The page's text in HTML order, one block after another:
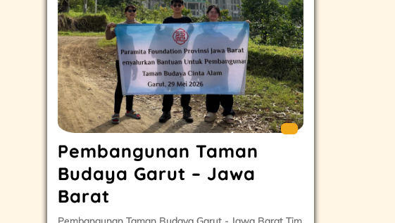
Pembangunan Taman
Budaya Garut – Jawa
Barat